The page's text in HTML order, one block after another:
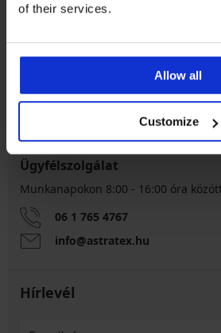
of their services.
Allow all
Customize
Kedvező
Ügyfélszolgálat
Munkanapokon 8:00 - 16:00 óra
06 1 765 4767
info@astratex.hu
Hírlevél